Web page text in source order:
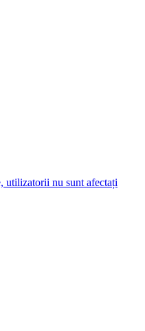
utilizatorii nu sunt afectați